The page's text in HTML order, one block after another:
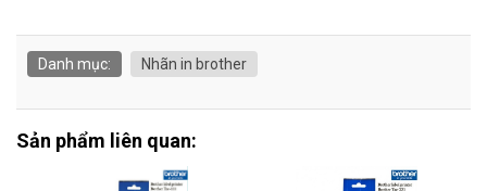
Danh mục: Nhãn in brother
Sản phẩm liên quan: